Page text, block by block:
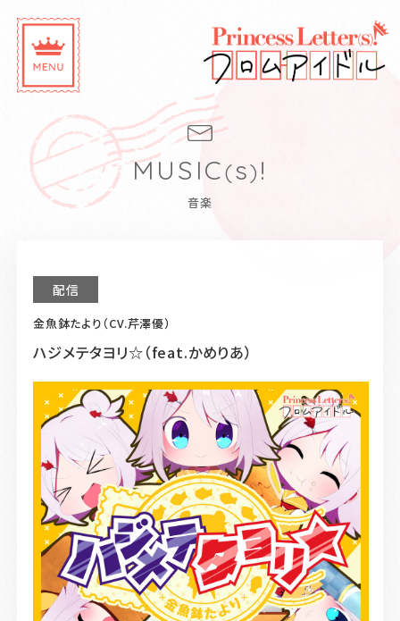
Official Twitter
M US IC(s) !
音楽
配信
金魚鉢たより（CV.芹澤優）
ハジメテタヨリ☆（feat.かめりあ）